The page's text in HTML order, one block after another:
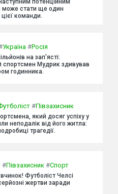
може стати ще один
команди.
Україна #Росія
на зап'ясті:
спортсмен Мудрик здивував
годинника.
#Півзахисник
який досяг успіху у
неподалік від його житла:
трагедії.
#Півзахисник #Спорт
Футболіст Челсі
жертви заради